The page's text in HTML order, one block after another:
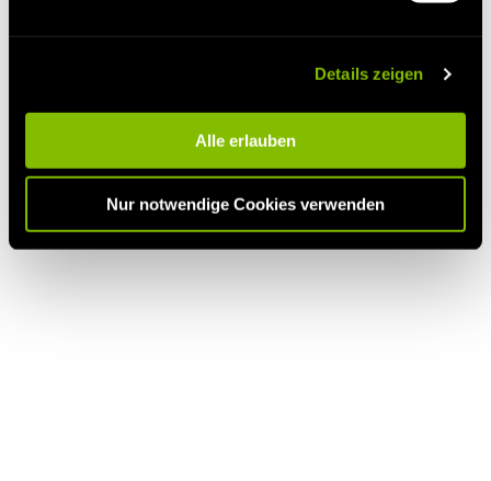
Details zeigen
Alle erlauben
Nur notwendige Cookies verwenden
Lust auf diesen #kebabgefahrenen-Snack?Hier findest Du Das